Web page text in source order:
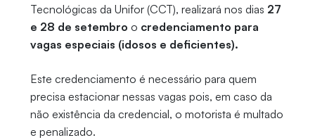
Tecnológicas da Unifor (CCT), realizará nos dias 27
e 28 de setembro o credenciamento para
vagas especiais (idosos e deficientes).
Este credenciamento é necessário para quem
precisa estacionar nessas vagas pois, em caso da
não existência da credencial, o motorista é multado
e penalizado.